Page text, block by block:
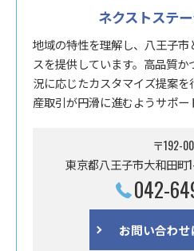
ネクストステ
地域の特性を理解し、八王子
スを提供しています。高品質
況に応じたカスタマイズ提案
産取引が円滑に進むようサポー
〒192-
東京都八王子市大和田町
042-
お問い合わせ